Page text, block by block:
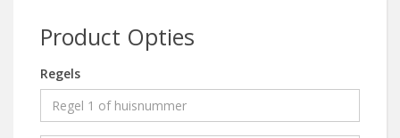
Product Opties
Regels